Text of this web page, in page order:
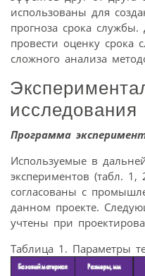
использованы для
прогноза срока
провести оценку срока
сложного анализа
исследования
Программа
Используемые в
экспериментов (табл.
согласованы с
данном проекте.
учтены при
Таблица 1. Параметры